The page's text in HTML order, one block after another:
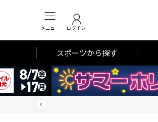
メニュー ログイン
スポーツから探す